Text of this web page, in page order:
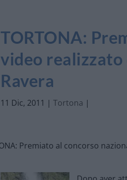
TORTONA:
video realizzato
Ravera
11 Dic, 2011 | Tortona |